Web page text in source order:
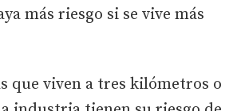
más riesgo si se vive más
que viven a tres kilómetros o